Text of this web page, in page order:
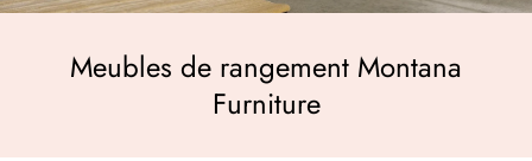
Meubles de rangement Montana
Furniture